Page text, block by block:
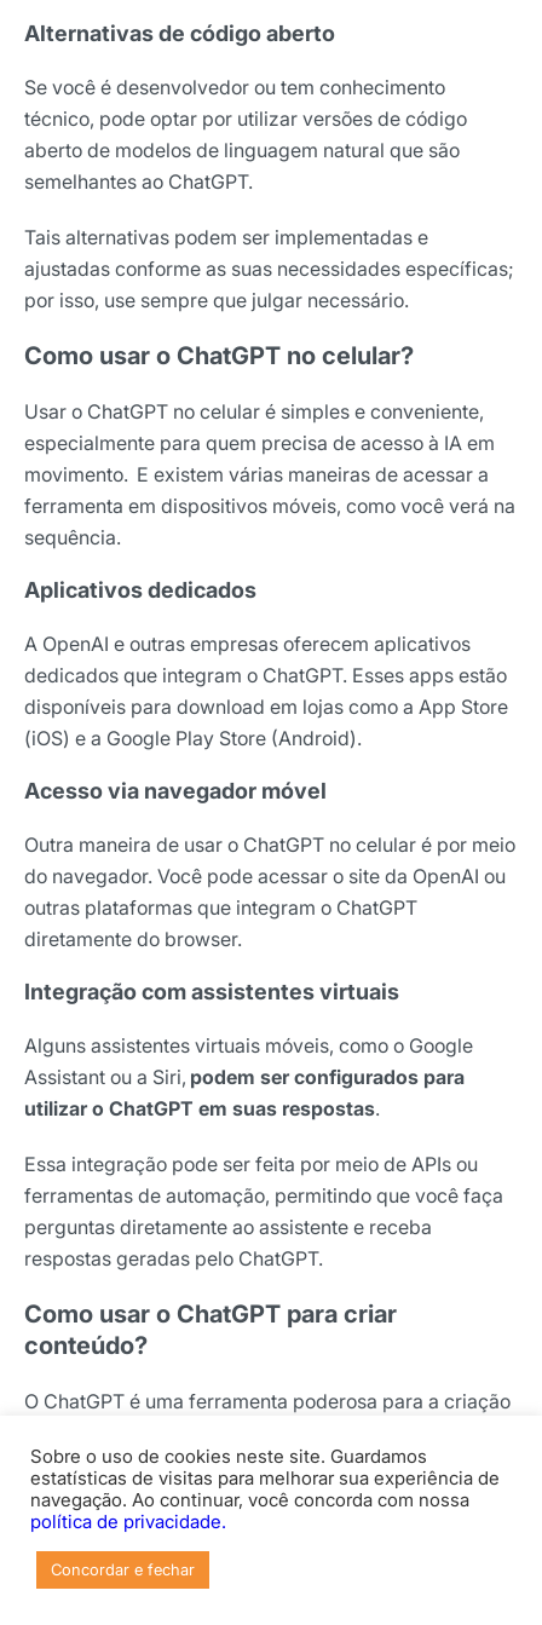
Alternativas de código aberto
Se você é desenvolvedor ou tem conhecimento
técnico, pode optar por utilizar versões de código
aberto de modelos de linguagem natural que são
semelhantes ao ChatGPT.
Tais alternativas podem ser implementadas e
ajustadas conforme as suas necessidades específicas;
por isso, use sempre que julgar necessário.
Como usar o ChatGPT no celular?
Usar o ChatGPT no celular é simples e conveniente,
especialmente para quem precisa de acesso à IA em
movimento. E existem várias maneiras de acessar a
ferramenta em dispositivos móveis, como você verá na
sequência.
Aplicativos dedicados
A OpenAI e outras empresas oferecem aplicativos
dedicados que integram o ChatGPT. Esses apps estão
disponíveis para download em lojas como a App Store
(iOS) e a Google Play Store (Android).
Acesso via navegador móvel
Outra maneira de usar o ChatGPT no celular é por meio
do navegador. Você pode acessar o site da OpenAI ou
outras plataformas que integram o ChatGPT
diretamente do browser.
Integração com assistentes virtuais
Alguns assistentes virtuais móveis, como o Google
Assistant ou a Siri, podem ser configurados para
utilizar o ChatGPT em suas respostas.
Essa integração pode ser feita por meio de APIs ou
ferramentas de automação, permitindo que você faça
perguntas diretamente ao assistente e receba
respostas geradas pelo ChatGPT.
Como usar o ChatGPT para criar
conteúdo?
O ChatGPT é uma ferramenta poderosa para a criação
processo criativo. Confira, a partir de agora, algumas
formas de usar a IA para criar textos e outros tipos de
materiais.
Geração de ideias
Sobre o uso de cookies neste site. Guardamos
estatísticas de visitas para melhorar sua experiência de
navegação. Ao continuar, você concorda com nossa
política de privacidade.
Concordar e fechar